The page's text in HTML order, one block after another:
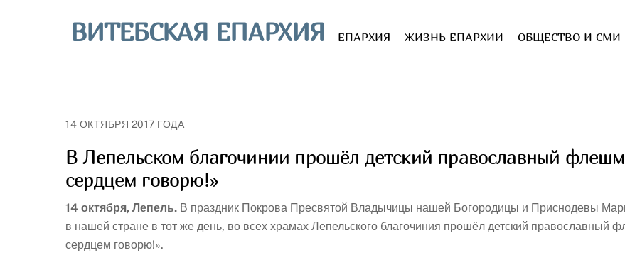
ВИТЕБСКАЯ ЕПАРХИЯ ЕПАРХИЯ ЖИЗНЬ ЕПАРХИИ ОБЩЕСТВО И СМИ
14 ОКТЯБРЯ 2017 ГОДА
В Лепельском благочинии прошёл детский православный
сердцем говорю!»
14 октября, Лепель. В праздник Покрова Пресвятой Владычицы нашей Богородицы и Приснодевы
в нашей стране в тот же день, во всех храмах Лепельского благочиния прошёл детский православный
сердцем говорю!».